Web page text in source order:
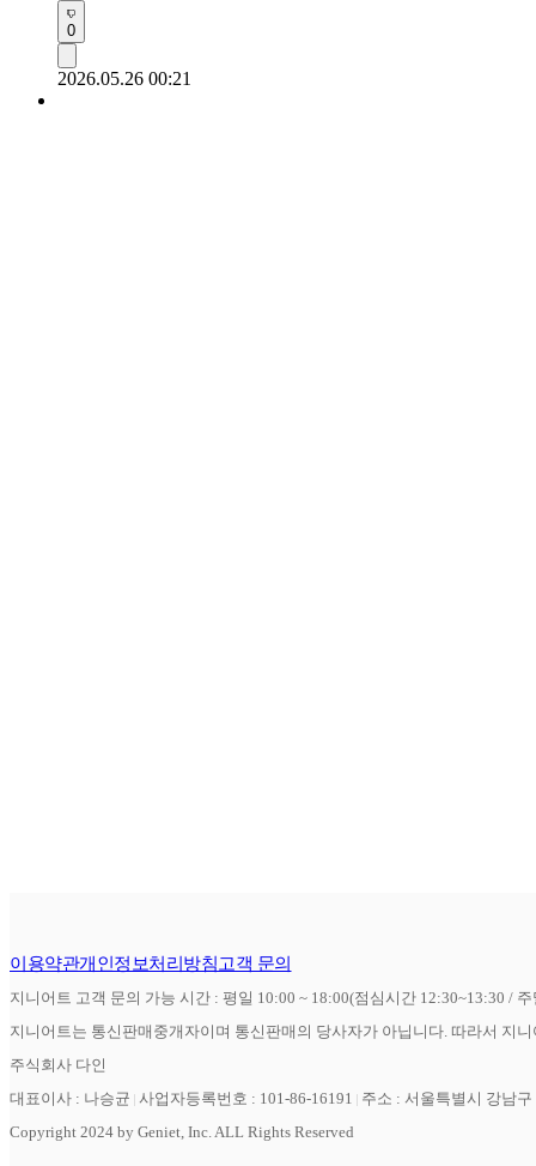
0
2026.05.26 00:21
이용약관개인정보처리방침고객 문의
지니어트 고객 문의 가능 시간 : 평일 10:00 ~ 18:00(점심시간 12:30~13:30 /
지니어트는 통신판매중개자이며 통신판매의 당사자가 아닙니다. 따라서 지
주식회사 다인
대표이사 : 나승균 사업자등록번호 : 101-86-16191
주소 : 서울특별시 강남
Copyright 2024 by Geniet, Inc. ALL Rights Reserved